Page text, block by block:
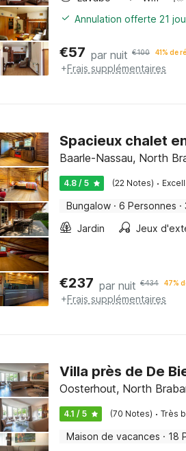
Annulation offerte 21
€57 par nuit €100 41% de
+Frais supplémentaires
Spacieux chalet
Baarle-Nassau, North
4.8 / 5 (22 Notes) ·
Bungalow · 6 Personnes ·
Jardin
€237 par nuit €434 47%
+Frais supplémentaires
Villa près de De
Oosterhout, North
4.1 / 5 (70 Notes) · Très
Maison de vacances · 18